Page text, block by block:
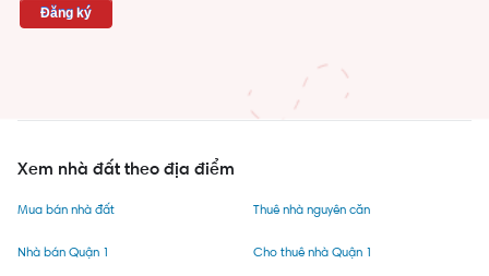
Xem nhà đất theo địa điểm
Mua bán nhà đất
Nhà bán Quận 1
Thuê nhà nguyên căn
Cho thuê nhà Quận 1